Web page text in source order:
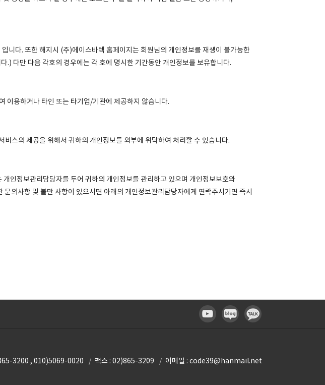
니다. 또한 해지시 (주)에이스바텍 홈페이지는 회원님의 개인정보를 재생이 불가능한
다만 다음 각호의 경우에는 각 호에 명시한 기간동안 개인정보를 보유합니다.
이용하거나 타인 또는 타기업/기관에 제공하지 않습니다.
스의 제공을 위해서 귀하의 개인정보를 외부에 위탁하여 처리할 수 있습니다.
인정보관리담당자를 두어 귀하의 개인정보를 관리하고 있으며 개인정보보호와
의사항 및 불만 사항이 있으시면 아래의 개인정보관리담당자에게 연락주시기면 즉시
3200 , 010)5069-0020 팩스 : 02)865-3209
이메일 : code39@hanmail.net